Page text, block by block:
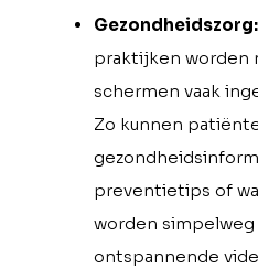
Gezondheidszorg:
praktijken worden
schermen vaak
Zo kunnen
preventietips of
worden
ontspannende